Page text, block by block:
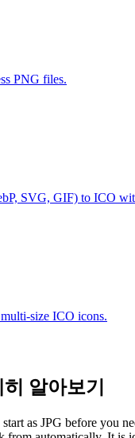
PNG files.
SVG, GIF) to ICO
size ICO icons.
알아보기
as JPG before you